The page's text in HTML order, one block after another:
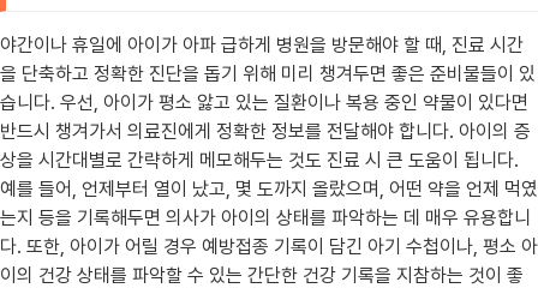
야간이나 휴일에 아이가 아파 급하게 병원을 방문해야 할 때, 진료 시간
을 단축하고 정확한 진단을 돕기 위해 미리 챙겨두면 좋은 준비물들이 있
습니다. 우선, 아이가 평소 앓고 있는 질환이나 복용 중인 약물이 있다면
반드시 챙겨가서 의료진에게 정확한 정보를 전달해야 합니다. 아이의 증
상을 시간대별로 간략하게 메모해두는 것도 진료 시 큰 도움이 됩니다.
예를 들어, 언제부터 열이 났고, 몇 도까지 올랐으며, 어떤 약을 언제 먹였
는지 등을 기록해두면 의사가 아이의 상태를 파악하는 데 매우 유용합니
다. 또한, 아이가 어릴 경우 예방접종 기록이 담긴 아기 수첩이나, 평소 아
이의 건강 상태를 파악할 수 있는 간단한 건강 기록을 지참하는 것이 좋